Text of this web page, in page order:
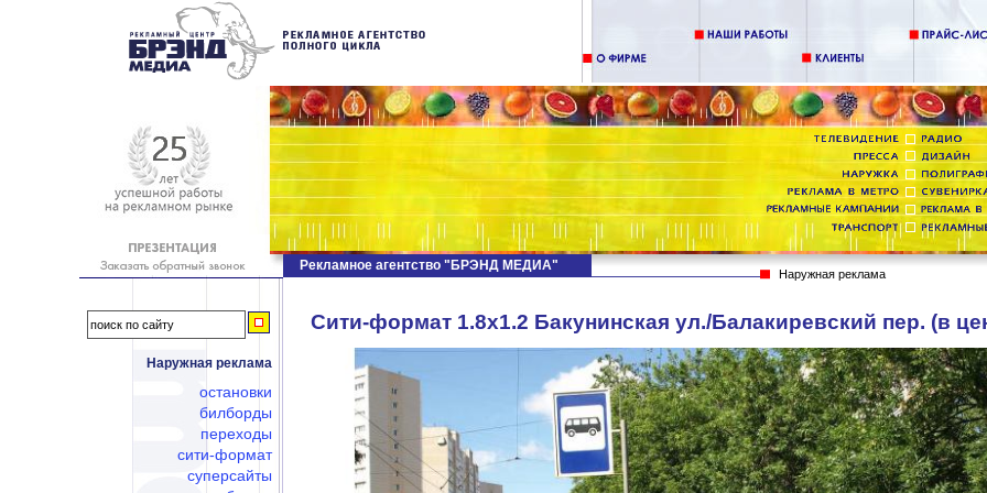
Наружная реклама
остановки
билборды
переходы
сити-формат
суперсайты
Рекламное агентство "БРЭНД МЕДИА"
Наружная реклама
Сити-формат 1.8х1.2 Бакунинская ул./Балакиревский пер. (в